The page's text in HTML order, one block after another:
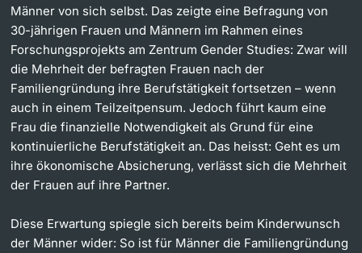
Männer von sich selbst. Das zeigte eine Befragung von
30-jährigen Frauen und Männern im Rahmen eines
Forschungsprojekts am Zentrum Gender Studies: Zwar will
die Mehrheit der befragten Frauen nach der
Familiengründung ihre Berufstätigkeit fortsetzen – wenn
auch in einem Teilzeitpensum. Jedoch führt kaum eine
Frau die finanzielle Notwendigkeit als Grund für eine
kontinuierliche Berufstätigkeit an. Das heisst: Geht es um
ihre ökonomische Absicherung, verlässt sich die Mehrheit
der Frauen auf ihre Partner.
Diese Erwartung spiegle sich bereits beim Kinderwunsch
der Männer wider: So ist für Männer die Familiengründung